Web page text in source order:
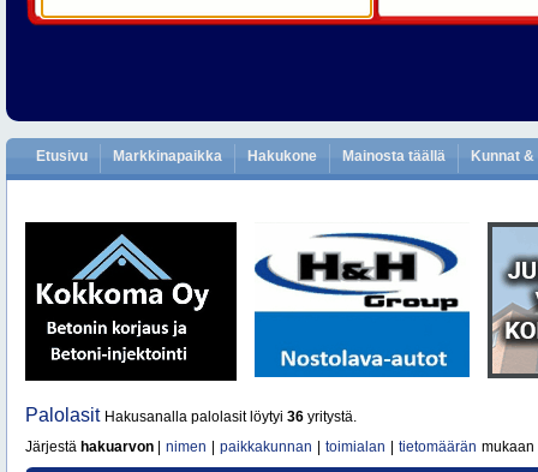
Etusivu Markkinapaikka Hakukone Mainosta täällä Kunnat
Palolasit Hakusanalla palolasit löytyi 36 yritystä.
Järjestä hakuarvon nimen paikkakunnan toimialan tietomäärän mukaan